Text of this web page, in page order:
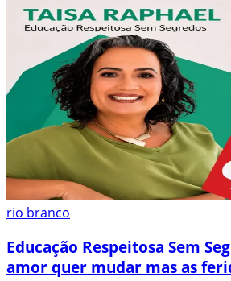
rio branco
Educação Respeitosa Sem
amor quer mudar mas as